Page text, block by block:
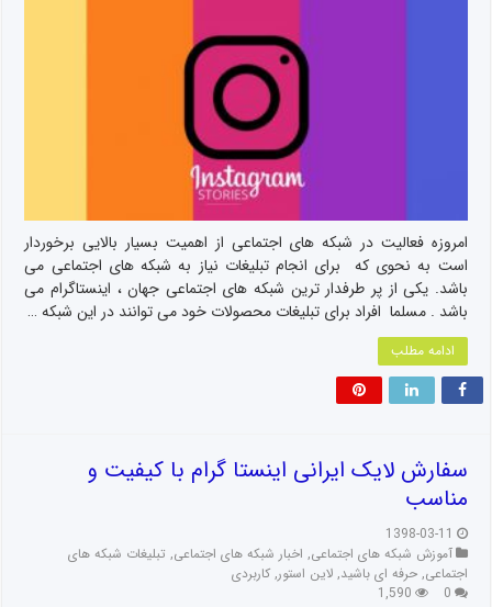
امروزه فعالیت در شبکه های اجتماعی از اهمیت بسیار بالایی برخوردار
است به نحوی که برای انجام تبلیغات نیاز به شبکه های اجتماعی می
باشد. یکی از پر طرفدار ترین شبکه های اجتماعی جهان ، اینستاگرام می
باشد . مسلما افراد برای تبلیغات محصولات خود می توانند در این شبکه …
ادامه مطلب
سفارش لایک ایرانی اینستا گرام با کیفیت و
مناسب
1398-03-11
آموزش شبکه های اجتماعی, اخبار شبکه های اجتماعی, تبلیغات شبکه های
اجتماعی, حرفه ای باشید, لاین استور, کاربردی
0
1,590